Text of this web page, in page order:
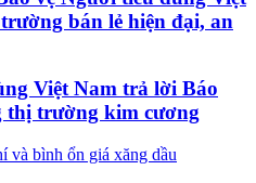
bán lẻ hiện đại, an
Việt Nam trả lời Báo
thị trường kim cương